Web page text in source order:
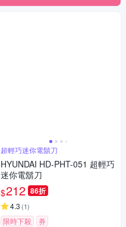
超輕巧迷你電鬍刀
HYUNDAI HD-PHT-051 超輕巧
迷你電鬍刀
$212 86折
4.3 (1)
限時下殺 券